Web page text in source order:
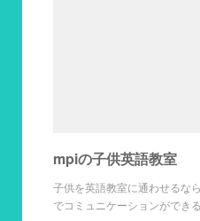
mpiの子供英語教室
子供を英語教室に通わせるな
でコミュニケーションができ